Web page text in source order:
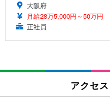
大阪府
月給28万5,000円～50万円
正社員
アクセ